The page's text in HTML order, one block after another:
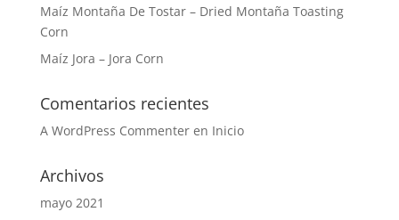
Maíz Montaña De Tostar – Dried Montaña Toasting
Corn
Maíz Jora – Jora Corn
Comentarios recientes
A WordPress Commenteren Inicio
Archivos
mayo 2021